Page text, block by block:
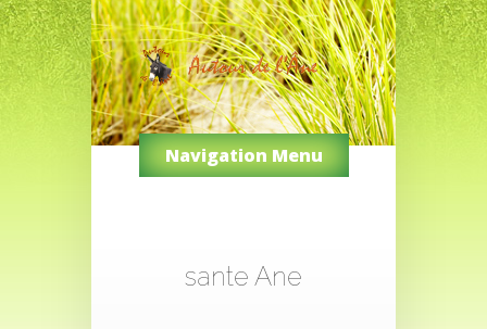
Navigation Menu
sante Ane